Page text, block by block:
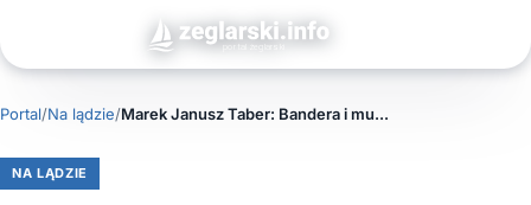
Portal/Na lądzie/ Marek Janusz Taber: Bandera i mundur spoiwem Yacht Klubu Polski
NA LĄDZIE